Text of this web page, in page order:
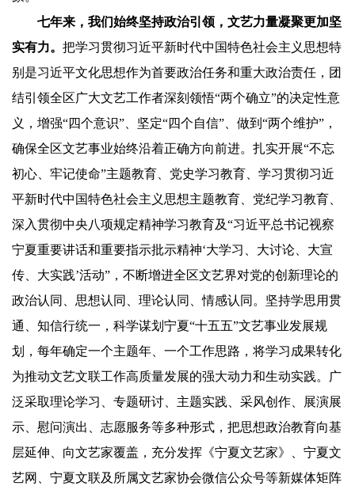
七年来，我们始终坚持政治引领，文艺力量凝聚更加坚
实有力。 把学习贯彻习近平新时代中国特色社会主义思想特
别是习近平文化思想作为首要政治任务和重大政治责任，团
结引领全区广大文艺工作者深刻领悟“两个确立”的决定性意
义，增强“四个意识”、坚定“四个自信”、做到“两个维护”，
确保全区文艺事业始终沿着正确方向前进。扎实开展“不忘
初心、牢记使命”主题教育、党史学习教育、学习贯彻习近
平新时代中国特色社会主义思想主题教育、党纪学习教育、
深入贯彻中央八项规定精神学习教育及“习近平总书记视察
宁夏重要讲话和重要指示批示精神‘大学习、大讨论、大宣
传、大实践’活动”，不断增进全区文艺界对党的创新理论的
政治认同、思想认同、理论认同、情感认同。坚持学思用贯
通、知信行统一，科学谋划宁夏“十五五”文艺事业发展规
划，每年确定一个主题年、一个工作思路，将学习成果转化
为推动文艺文联工作高质量发展的强大动力和生动实践。广
泛采取理论学习、专题研讨、主题实践、采风创作、展演展
示、慰问演出、志愿服务等多种形式，把思想政治教育向基
层延伸、向文艺家覆盖，充分发挥《宁夏文艺家》、宁夏文
艺网、宁夏文联及所属文艺家协会微信公众号等新媒体矩阵